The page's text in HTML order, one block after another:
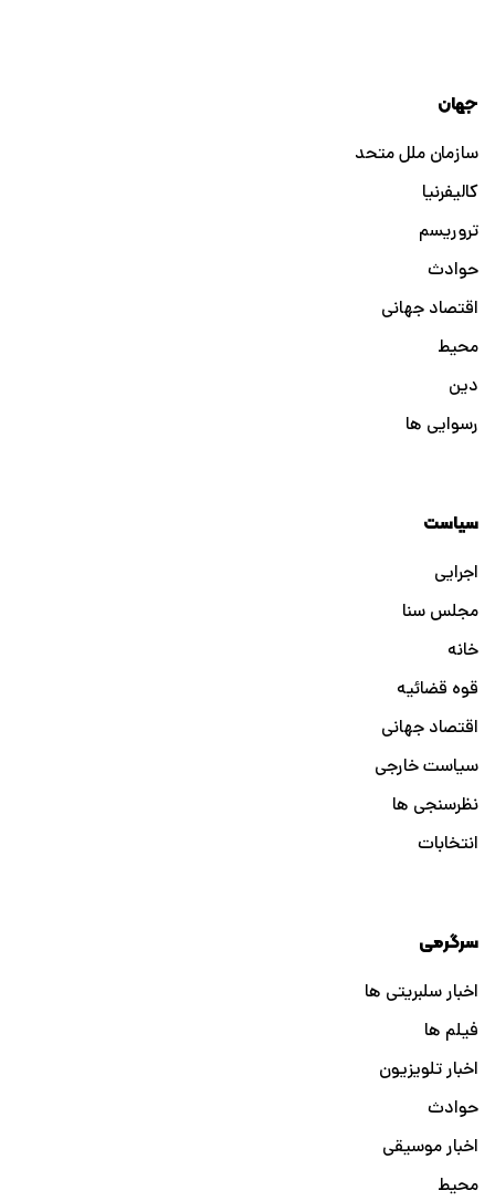
جهان
سازمان ملل متحد
کالیفرنیا
تروریسم
حوادث
اقتصاد جهانی
محیط
دین
رسوایی ها
سیاست
اجرایی
مجلس سنا
خانه
قوه قضائیه
اقتصاد جهانی
سیاست خارجی
نظرسنجی ها
انتخابات
سرگرمی
اخبار سلبریتی ها
فیلم ها
اخبار تلویزیون
حوادث
اخبار موسیقی
محیط